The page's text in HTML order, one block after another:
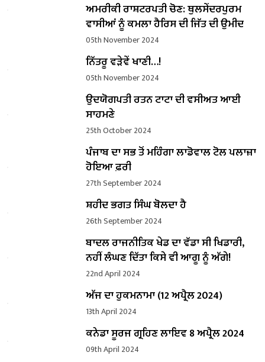
ਅਮਰੀਕੀ ਰਾਸ਼ਟਰਪਤੀ ਚੋਣ: ਥੁਲਸੇਂਦਰਪੁਰਮ
ਵਾਸੀਆਂ ਨੂੰ ਕਮਲਾ ਹੈਰਿਸ ਦੀ ਜਿੱਤ ਦੀ ਉਮੀਦ
05th November 2024
ਨਿੱਤਰੂ ਵੜੇਵੇਂ ਖਾਣੀ…!
05th November 2024
ਉਦਯੋਗਪਤੀ ਰਤਨ ਟਾਟਾ ਦੀ ਵਸੀਅਤ ਆਈ
ਸਾਹਮਣੇ
25th October 2024
ਪੰਜਾਬ ਦਾ ਸਭ ਤੋਂ ਮਹਿੰਗਾ ਲਾਡੋਵਾਲ ਟੋਲ ਪਲਾਜ਼ਾ
ਹੋਇਆ ਫ਼ਰੀ
27th September 2024
ਸ਼ਹੀਦ ਭਗਤ ਸਿੰਘ ਬੋਲਦਾ ਹੈ
26th September 2024
ਬਾਦਲ ਰਾਜਨੀਤਿਕ ਖੇਡ ਦਾ ਵੱਡਾ ਸੀ ਖਿਡਾਰੀ,
ਨਹੀਂ ਲੰਘਣ ਦਿੱਤਾ ਕਿਸੇ ਵੀ ਆਗੂ ਨੂੰ ਅੱਗੇ!
22nd April 2024
ਅੱਜ ਦਾ ਹੁਕਮਨਾਮਾ (12 ਅਪ੍ਰੈਲ 2024)
13th April 2024
ਕਨੇਡਾ ਸੂਰਜ ਗ੍ਰਹਿਣ ਲਾਇਵ 8 ਅਪ੍ਰੈਲ 2024
09th April 2024